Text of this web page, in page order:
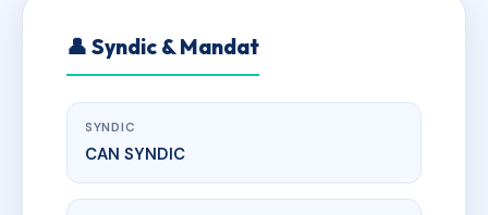
👤 Syndic & Mandat
SYNDIC
CAN SYNDIC